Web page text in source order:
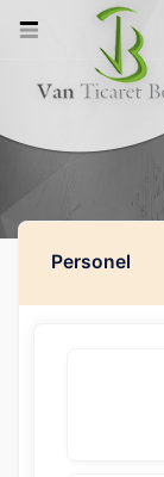
Personel